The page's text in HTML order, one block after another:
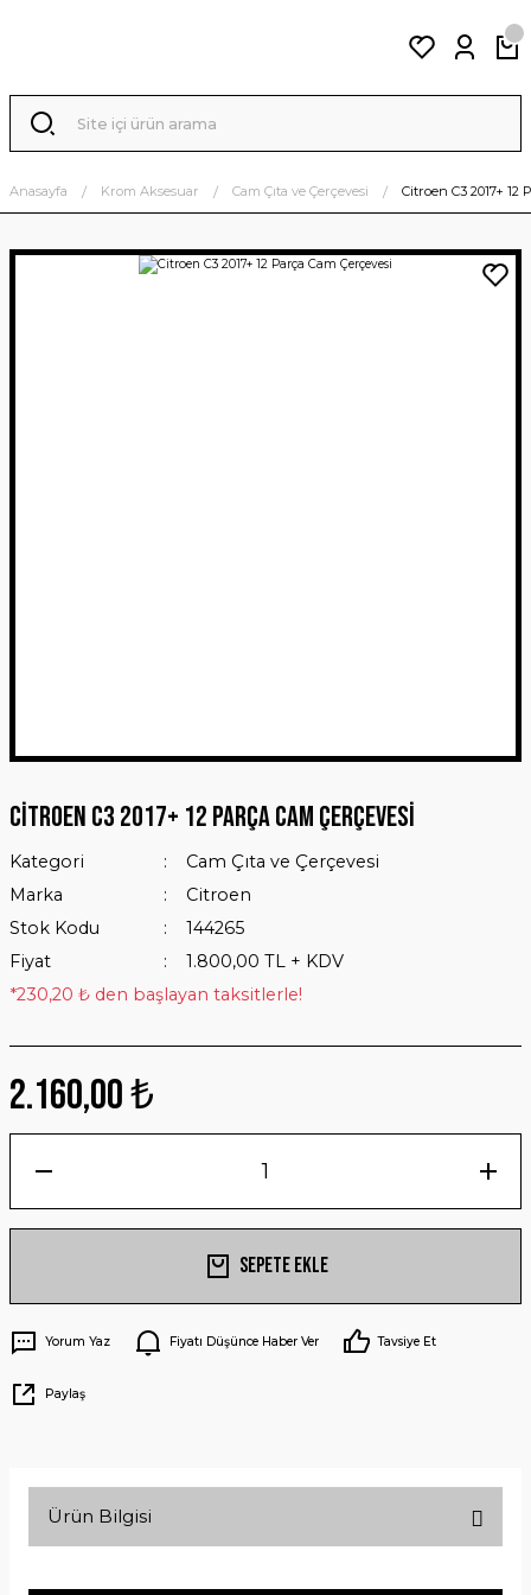
Anasayfa Krom Aksesuar Cam Çıta ve Çerçevesi Citroen C3 2017+ 12
Citroen C3 2017+ 12 Parça Cam Çerçevesi
Kategori
Cam Çıta ve Çerçevesi
Marka
Citroen
Stok Kodu
144265
Fiyat
1.800,00 TL + KDV
*230,20 ₺ den başlayan taksitlerle!
2.160,00 ₺
Sepete Ekle
Yorum Yaz Fiyatı Düşünce Haber Ver Tavsiye Et
Paylaş
Ürün Bilgisi